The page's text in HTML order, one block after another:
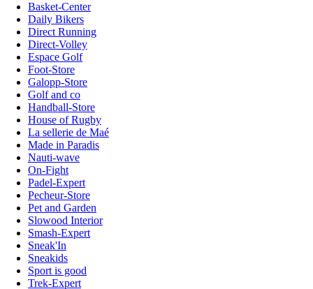
Basket-Center
Daily Bikers
Direct Running
Direct-Volley
Espace Golf
Foot-Store
Galopp-Store
Golf and co
Handball-Store
House of Rugby
La sellerie de Maé
Made in Paradis
Nauti-wave
On-Fight
Padel-Expert
Pecheur-Store
Pet and Garden
Slowood Interior
Smash-Expert
Sneak'In
Sneakids
Sport is good
Trek-Expert